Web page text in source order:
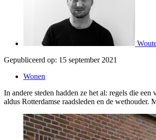
Gepubliceerd op: 15 september 2021
Wonen
In andere steden hadden ze het al: regels die
aldus Rotterdamse raadsleden en de